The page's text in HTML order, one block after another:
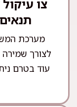
צו
מערכת
לצורך שמירה
עוד בטרם